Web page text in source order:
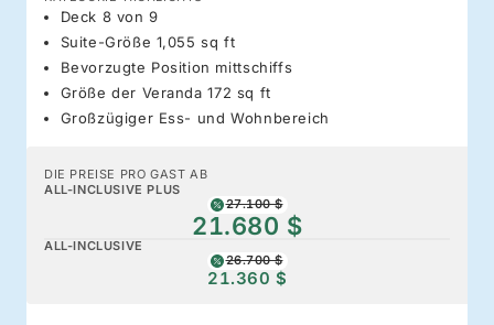
Deck 8 von 9
Suite-Größe 1,055 sq ft
Bevorzugte Position mittschiffs
Größe der Veranda 172 sq ft
Großzügiger Ess- und Wohnbereich
DIE PREISE PRO GAST AB
ALL-INCLUSIVE PLUS
27.100 $
21.680 $
ALL-INCLUSIVE
26.700 $
21.360 $